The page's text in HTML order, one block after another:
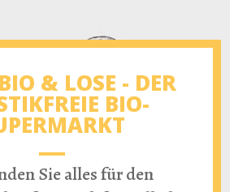
& LOSE - DER
BIO-
Sie alles für den